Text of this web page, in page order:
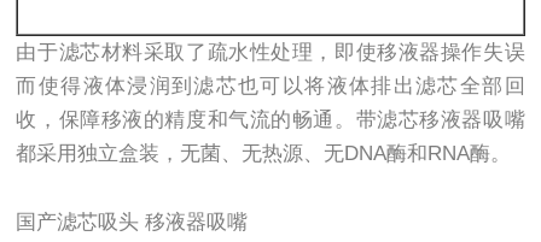
由于滤芯材料采取了疏水性处理，即使移液器操作失误
而使得液体浸润到滤芯也可以将液体排出滤芯全部回
收，保障移液的精度和气流的畅通。带滤芯移液器吸嘴
都采用独立盒装，无菌、无热源、无DNA酶和RNA酶。
国产滤芯吸头 移液器吸嘴